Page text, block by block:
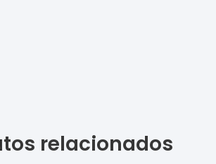
relacionados